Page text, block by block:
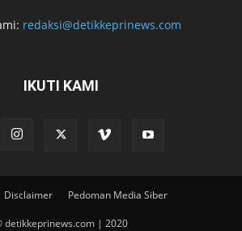
redaksi@detikkeprinews.com
IKUTI KAMI
Disclaimer Pedoman Media Siber
detikkeprinews.com | 2020